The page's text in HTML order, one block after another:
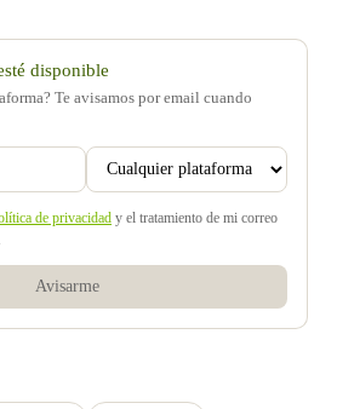
disponible
Te avisamos por email cuando
de privacidad y el tratamiento de mi correo
Avisarme